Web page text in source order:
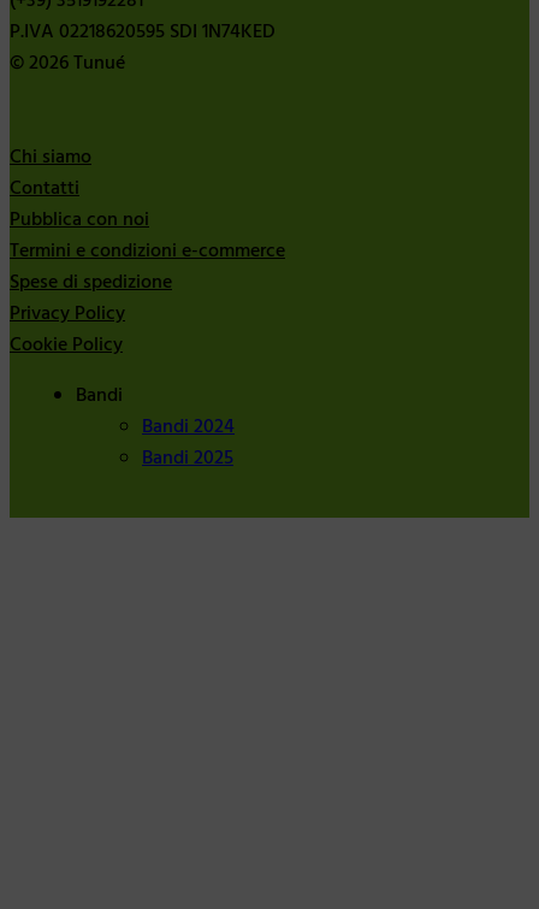
P.IVA 02218620595 SDI 1N74KED
© 2026 Tunué
Chi siamo
Contatti
Pubblica con noi
Termini e condizioni e-commerce
Spese di spedizione
Privacy Policy
Cookie Policy
Bandi
Bandi 2024
Bandi 2025